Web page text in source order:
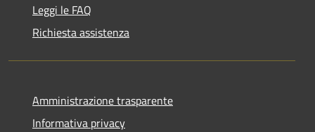
Leggi le FAQ
Richiesta assistenza
Amministrazione trasparente
Informativa privacy